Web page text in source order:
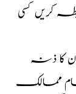
کریں کسی
کا ذنہ
ممالک